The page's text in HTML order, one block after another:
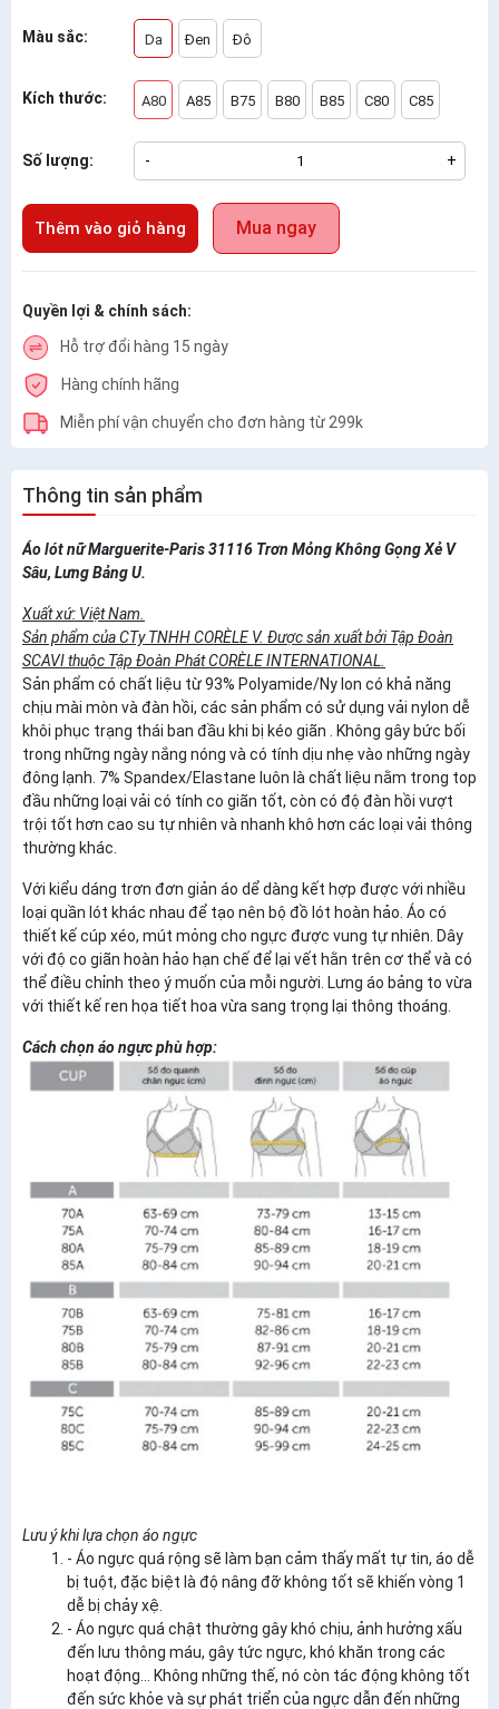
Màu sắc: Da Đen Đô
Kích thước: A80 A85 B75 B80 B85 C80 C85
Số lượng: - +
Thêm vào giỏ hàng Mua ngay
Quyền lợi & chính sách:
Hỗ trợ đổi hàng 15 ngày
Hàng chính hãng
Miễn phí vận chuyển cho đơn hàng từ 299k
Thông tin sản phẩm
Áo lót nữ Marguerite-Paris 31116 Trơn Mỏng Không Gọng Xẻ V
Sâu, Lưng Bảng U.
Xuất xứ: Việt Nam.
Sản phẩm của CTy TNHH CORÈLE V. Được sản xuất bởi Tập Đoàn
SCAVI thuộc Tập Đoàn Phát CORÈLE INTERNATIONAL.
Sản phẩm có chất liệu từ 93% Polyamide/Ny lon có khả năng
chịu mài mòn và đàn hồi, các sản phẩm có sử dụng vải nylon dễ
khôi phục trạng thái ban đầu khi bị kéo giãn . Không gây bức bối
trong những ngày nắng nóng và có tính dịu nhẹ vào những ngày
đông lạnh. 7% Spandex/Elastane luôn là chất liệu nằm trong top
đầu những loại vải có tính co giãn tốt, còn có độ đàn hồi vượt
trội tốt hơn cao su tự nhiên và nhanh khô hơn các loại vải thông
thường khác.
Với kiểu dáng trơn đơn giản áo dể dàng kết hợp được với nhiều
loại quần lót khác nhau để tạo nên bộ đồ lót hoàn hảo. Áo có
thiết kế cúp xéo, mút mỏng cho ngực được vung tự nhiên. Dây
với độ co giãn hoàn hảo hạn chế để lại vết hằn trên cơ thể và có
thể điều chỉnh theo ý muốn của mỗi người. Lưng áo bảng to vừa
với thiết kế ren họa tiết hoa vừa sang trọng lại thông thoáng.
Cách chọn áo ngực phù hợp:
Lưu ý khi lựa chọn áo ngực
- Áo ngực quá rộng sẽ làm bạn cảm thấy mất tự tin, áo dễ
bị tuột, đặc biệt là độ nâng đỡ không tốt sẽ khiến vòng 1
dễ bị chảy xệ.
- Áo ngực quá chật thường gây khó chịu, ảnh hưởng xấu
đến lưu thông máu, gây tức ngực, khó khăn trong các
hoạt động... Không những thế, nó còn tác động không tốt
đến sức khỏe và sự phát triển của ngực dẫn đến những